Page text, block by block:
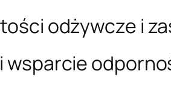
odżywcze i
wsparcie